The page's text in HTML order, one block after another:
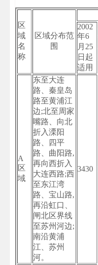
区
域
名
称
区域分布范
围
2002
年6
月25
日起
适用
A
区
域
东至大连
路、秦皇岛
路至黄浦江
边;北至周家
嘴路、向北
折入溧阳
路、四平
路、曲阳路,
再向西折入
大连西路;西
至东江湾
路、宝山路,
再沿虹口、
闸北区界线
至苏州河边;
南沿黄浦
江、苏州
河。
3430